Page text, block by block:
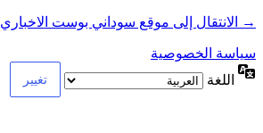
→ الانتقال إلى موقع سوداني بوست الاخباري
سياسة الخصوصية
اللغة